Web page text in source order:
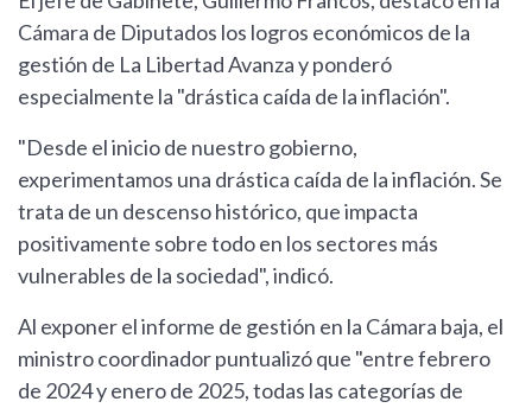
Cámara de Diputados los logros económicos de la
gestión de La Libertad Avanza y ponderó
especialmente la "drástica caída de la inflación".
"Desde el inicio de nuestro gobierno,
experimentamos una drástica caída de la inflación. Se
trata de un descenso histórico, que impacta
positivamente sobre todo en los sectores más
vulnerables de la sociedad", indicó.
Al exponer el informe de gestión en la Cámara baja, el
ministro coordinador puntualizó que "entre febrero
de 2024 y enero de 2025, todas las categorías de